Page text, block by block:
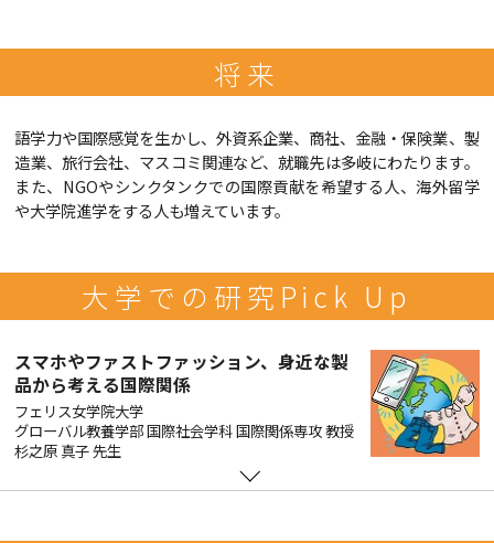
将来
語学力や国際感覚を生かし、外資系企業、商社、金融・保険業、製
造業、旅行会社、マスコミ関連など、就職先は多岐にわたります。
また、NGOやシンクタンクでの国際貢献を希望する人、海外留学
や大学院進学をする人も増えています。
大学での研究Pick Up
スマホやファストファッション、身近な製
品から考える国際関係
フェリス女学院大学
グローバル教養学部 国際社会学科 国際関係専攻 教授
杉之原 真子 先生